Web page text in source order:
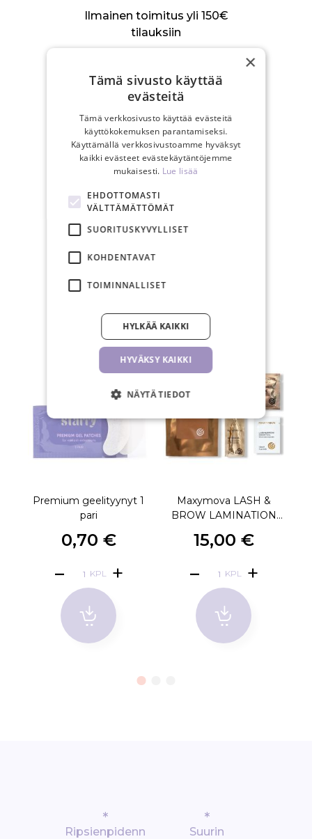
Ilmainen toimitus yli 150€
tilauksiin
Arkisin postitamme 24 tunnin
sisällä
30 päivän
palautusoikeus
LIITTYVÄT TUOTTEET
Premium geelityynyt 1
pari
0,70 €
KPL
Maxymova LASH &
BROW LAMINATION
15,00 €
KPL
*
Ripsienpidenn
*
Suurin
×
Tämä sivusto käyttää
evästeitä
Tämä verkkosivusto käyttää evästeitä
käyttökokemuksen parantamiseksi.
Käyttämällä verkkosivustoamme hyväksyt
kaikki evästeet evästekäytäntöjemme
mukaisesti. Lue lisää
EHDOTTOMASTI
VÄLTTÄMÄTTÖMÄT
SUORITUSKYVYLLISET
KOHDENTAVAT
TOIMINNALLISET
HYVÄKSY KAIKKI
HYLKÄÄ KAIKKI
NÄYTÄ TIEDOT